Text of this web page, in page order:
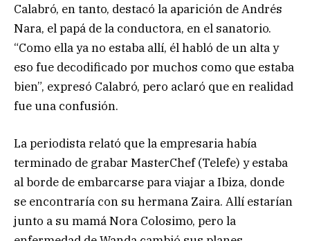
Calabró, en tanto, destacó la aparición de Andrés
Nara, el papá de la conductora, en el sanatorio.
“Como ella ya no estaba allí, él habló de un alta y
eso fue decodificado por muchos como que estaba
bien”, expresó Calabró, pero aclaró que en realidad
fue una confusión.
La periodista relató que la empresaria había
terminado de grabar MasterChef (Telefe) y estaba
al borde de embarcarse para viajar a Ibiza, donde
se encontraría con su hermana Zaira. Allí estarían
junto a su mamá Nora Colosimo, pero la